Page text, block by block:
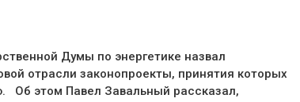
Думы по энергетике назвал
отрасли законопроекты, принятия которых
этом Павел Завальный рассказал,